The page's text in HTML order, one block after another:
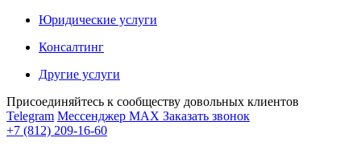
Юридические услуги
Консалтинг
Другие услуги
Присоединяйтесь к сообществу довольных клиентов
Telegram Мессенджер MAX Заказать звонок
+7 (812) 209-16-60